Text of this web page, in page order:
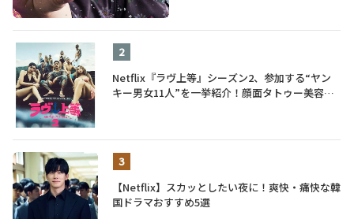
Netflix『ラヴ上等』シーズン2、参加する“ヤン
キー男女11人”を一挙紹介！顔面タトゥー美容
【Netflix】スカッとしたい夜に！爽快・痛快な韓
国ドラマおすすめ5選